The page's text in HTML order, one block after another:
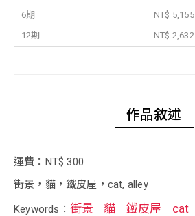
6期
NT$ 5,155
12期
NT$ 2,632
作品敘述
運費：NT$ 300
街景，貓，鐵皮屋，cat, alley
Keywords： 街景 貓 鐵皮屋 cat